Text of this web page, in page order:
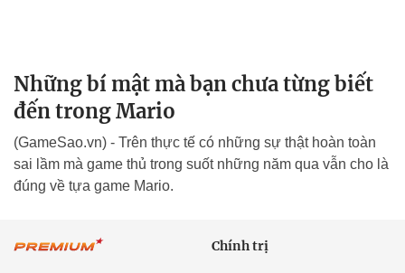
Những bí mật mà bạn chưa từng biết
đến trong Mario
(GameSao.vn) - Trên thực tế có những sự thật hoàn toàn
sai lầm mà game thủ trong suốt những năm qua vẫn cho là
đúng về tựa game Mario.
Chính trị